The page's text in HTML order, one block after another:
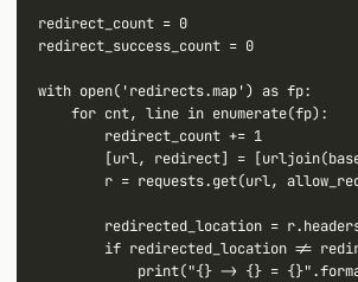
redirect_count = 0
redirect_success_count = 0
with open('redirects.map') as fp:
    for cnt, line in enumerate(fp):
        redirect_count += 1
[url, redirect] =
r = requests.get(url,
redirected_location =
if redirected_location !=
print("{} -> {} =